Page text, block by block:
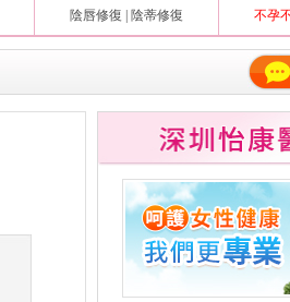
陰唇修復
陰蒂修復
不孕